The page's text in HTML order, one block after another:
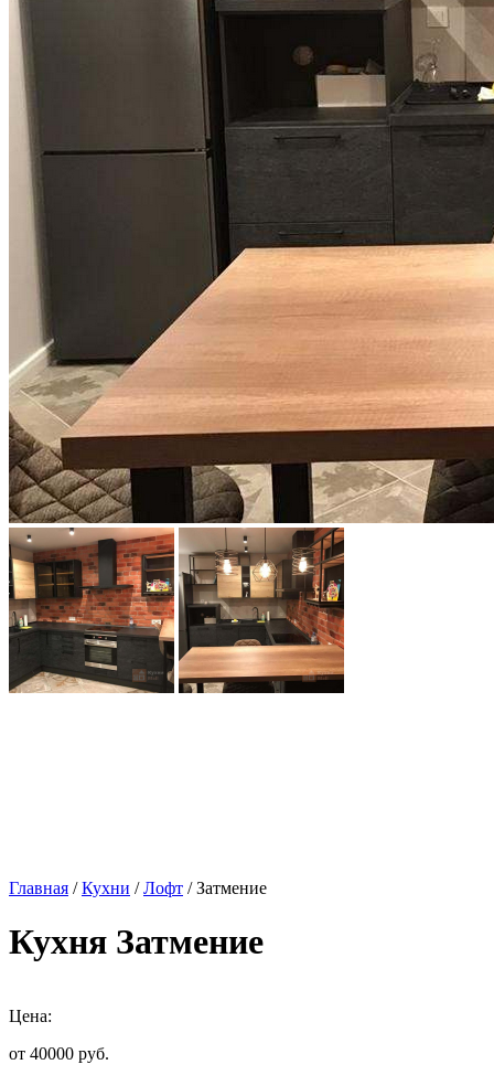
Главная /Кухни /Лофт / Затмение
Кухня Затмение
Цена:
от 40000 руб.